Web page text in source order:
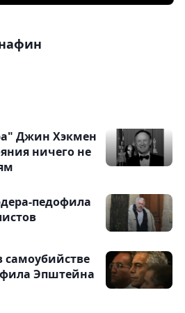
Джин Хэкмен
ничего не
педофила
Эпштейна